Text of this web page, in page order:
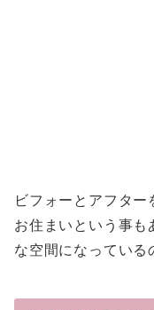
ビフォーとアフター
お住まいという事も
な空間になっている